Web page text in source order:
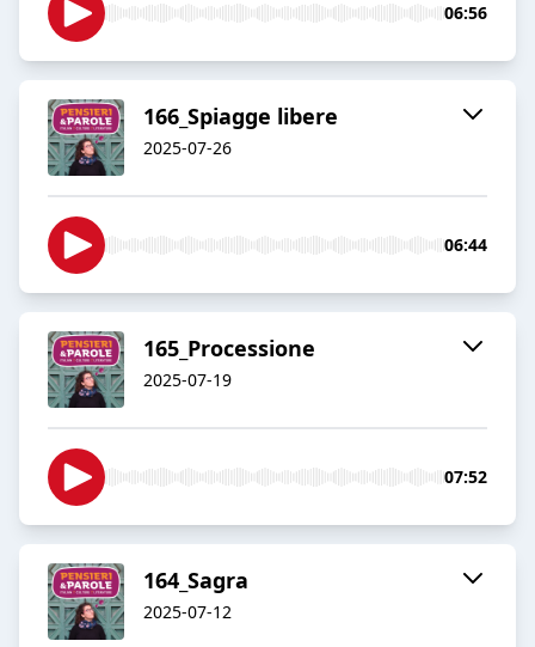
06:56
166_Spiagge libere
2025-07-26
06:44
165_Processione
2025-07-19
07:52
164_Sagra
2025-07-12